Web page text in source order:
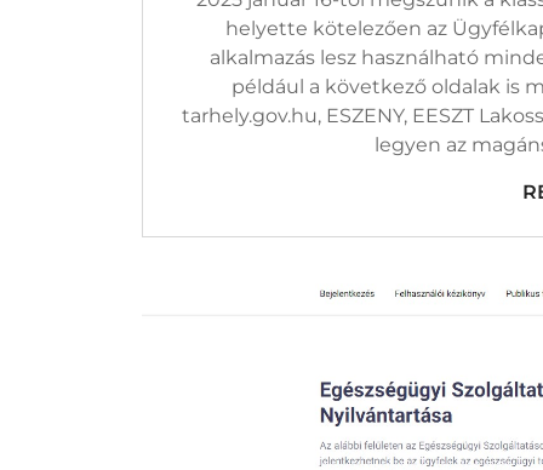
helyette kötelezően az
alkalmazás lesz használható
például a következő oldalak is
tarhely.gov.hu, ESZENY, EESZT
legyen az